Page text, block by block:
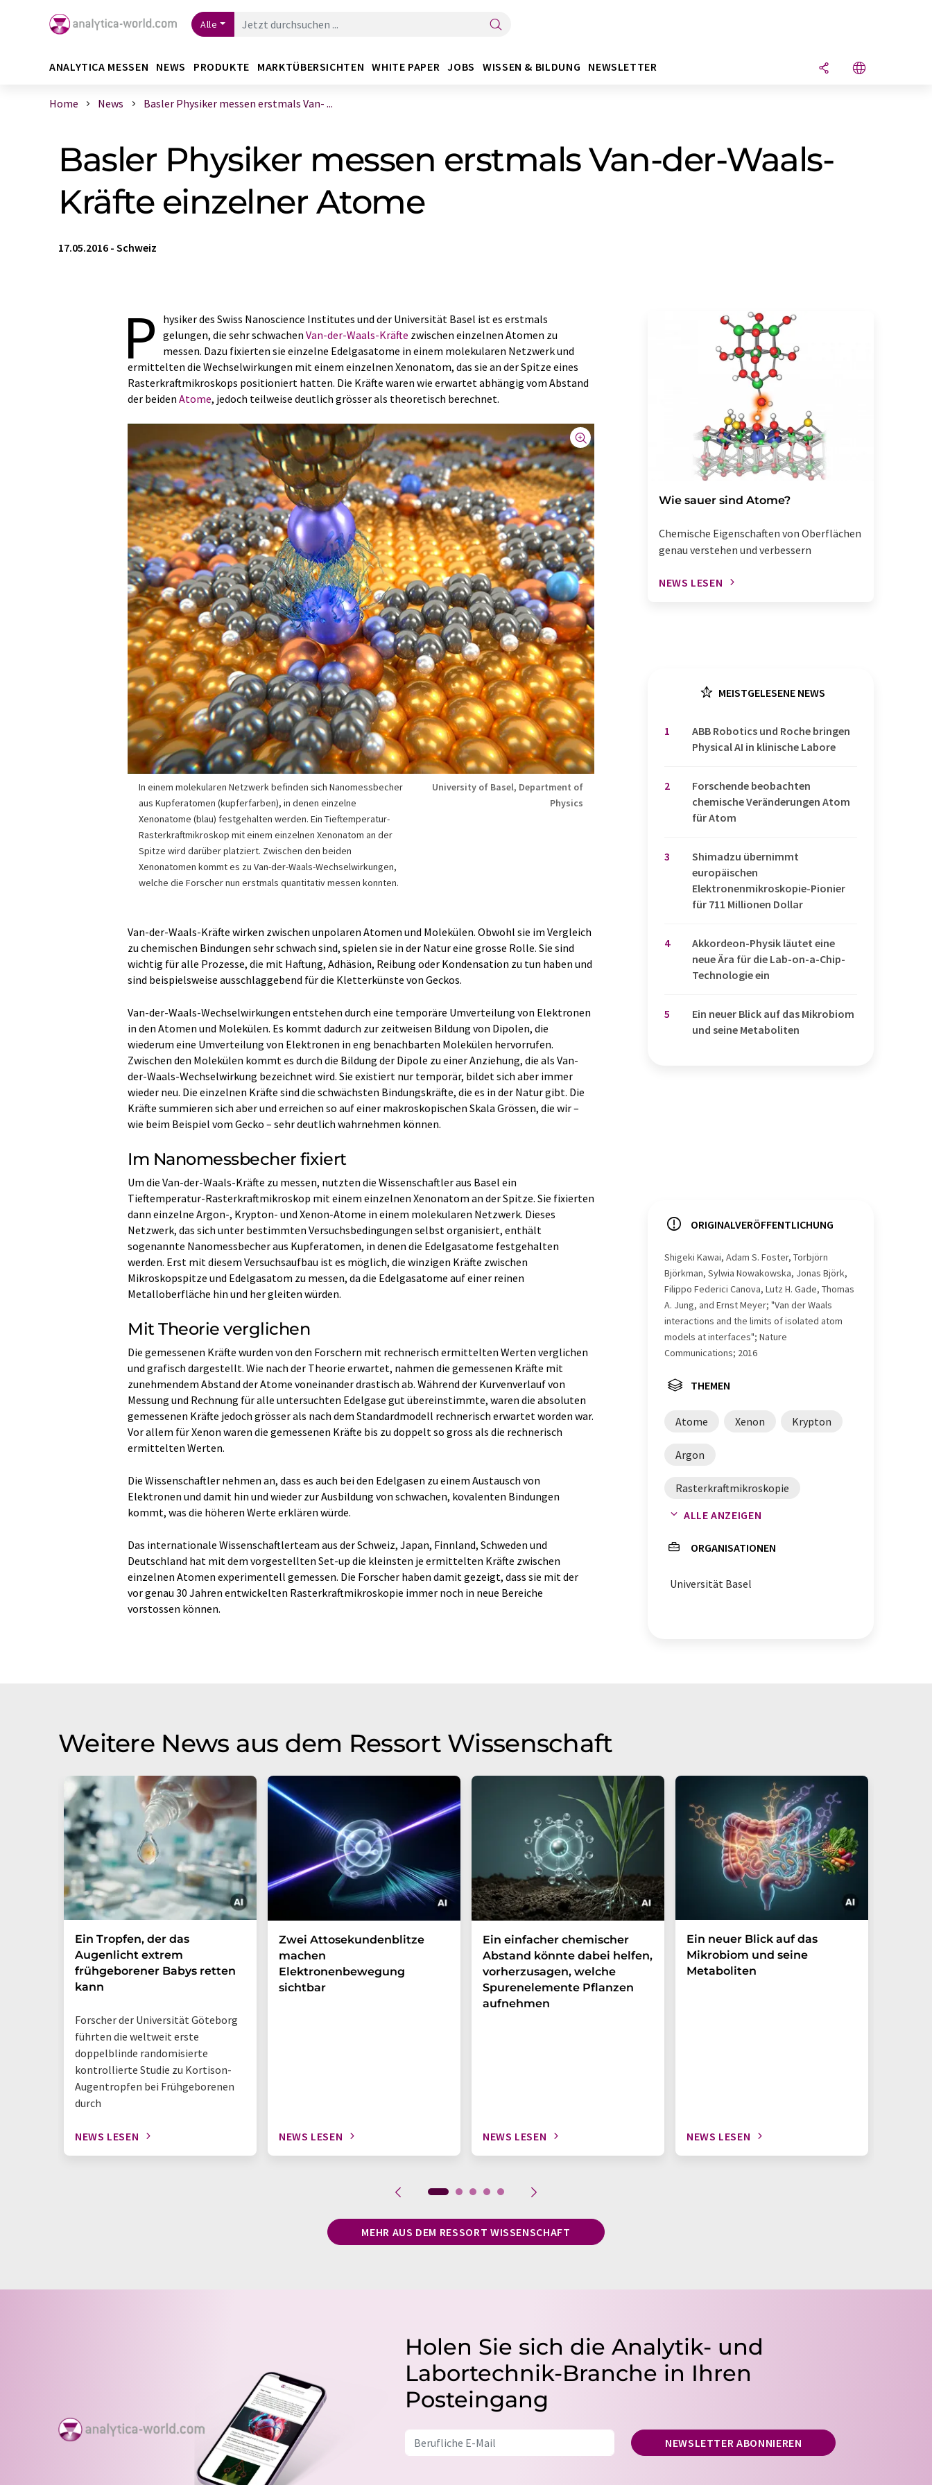
Alle
ANALYTICA MESSEN NEWS PRODUKTE MARKTÜBERSICHTEN WHITE PAPER JOBS WISSEN & BILDUNG NEWSLETTER
Home News Basler Physiker messen erstmals Van- ...
Basler Physiker messen erstmals Van-der-Waals-
Kräfte einzelner Atome
17.05.2016 - Schweiz
P
hysiker des Swiss Nanoscience Institutes und der Universität Basel ist es erstmals
gelungen, die sehr schwachen Van-der-Waals-Kräfte zwischen einzelnen Atomen zu
messen. Dazu fixierten sie einzelne Edelgasatome in einem molekularen Netzwerk und
ermittelten die Wechselwirkungen mit einem einzelnen Xenonatom, das sie an der Spitze eines
Rasterkraftmikroskops positioniert hatten. Die Kräfte waren wie erwartet abhängig vom Abstand
der beiden Atome, jedoch teilweise deutlich grösser als theoretisch berechnet.
In einem molekularen Netzwerk befinden sich Nanomessbecher
aus Kupferatomen (kupferfarben), in denen einzelne
Xenonatome (blau) festgehalten werden. Ein Tieftemperatur-
Rasterkraftmikroskop mit einem einzelnen Xenonatom an der
Spitze wird darüber platziert. Zwischen den beiden
Xenonatomen kommt es zu Van-der-Waals-Wechselwirkungen,
welche die Forscher nun erstmals quantitativ messen konnten.
University of Basel, Department of
Physics
Van-der-Waals-Kräfte wirken zwischen unpolaren Atomen und Molekülen. Obwohl sie im Vergleich
zu chemischen Bindungen sehr schwach sind, spielen sie in der Natur eine grosse Rolle. Sie sind
wichtig für alle Prozesse, die mit Haftung, Adhäsion, Reibung oder Kondensation zu tun haben und
sind beispielsweise ausschlaggebend für die Kletterkünste von Geckos.
Van-der-Waals-Wechselwirkungen entstehen durch eine temporäre Umverteilung von Elektronen
in den Atomen und Molekülen. Es kommt dadurch zur zeitweisen Bildung von Dipolen, die
wiederum eine Umverteilung von Elektronen in eng benachbarten Molekülen hervorrufen.
Zwischen den Molekülen kommt es durch die Bildung der Dipole zu einer Anziehung, die als Van-
der-Waals-Wechselwirkung bezeichnet wird. Sie existiert nur temporär, bildet sich aber immer
wieder neu. Die einzelnen Kräfte sind die schwächsten Bindungskräfte, die es in der Natur gibt. Die
Kräfte summieren sich aber und erreichen so auf einer makroskopischen Skala Grössen, die wir –
wie beim Beispiel vom Gecko – sehr deutlich wahrnehmen können.
Im Nanomessbecher fixiert
Um die Van-der-Waals-Kräfte zu messen, nutzten die Wissenschaftler aus Basel ein
Tieftemperatur-Rasterkraftmikroskop mit einem einzelnen Xenonatom an der Spitze. Sie fixierten
dann einzelne Argon-, Krypton- und Xenon-Atome in einem molekularen Netzwerk. Dieses
Netzwerk, das sich unter bestimmten Versuchsbedingungen selbst organisiert, enthält
sogenannte Nanomessbecher aus Kupferatomen, in denen die Edelgasatome festgehalten
werden. Erst mit diesem Versuchsaufbau ist es möglich, die winzigen Kräfte zwischen
Mikroskopspitze und Edelgasatom zu messen, da die Edelgasatome auf einer reinen
Metalloberfläche hin und her gleiten würden.
Mit Theorie verglichen
Die gemessenen Kräfte wurden von den Forschern mit rechnerisch ermittelten Werten verglichen
und grafisch dargestellt. Wie nach der Theorie erwartet, nahmen die gemessenen Kräfte mit
zunehmendem Abstand der Atome voneinander drastisch ab. Während der Kurvenverlauf von
Messung und Rechnung für alle untersuchten Edelgase gut übereinstimmte, waren die absoluten
gemessenen Kräfte jedoch grösser als nach dem Standardmodell rechnerisch erwartet worden war.
Vor allem für Xenon waren die gemessenen Kräfte bis zu doppelt so gross als die rechnerisch
ermittelten Werten.
Die Wissenschaftler nehmen an, dass es auch bei den Edelgasen zu einem Austausch von
Elektronen und damit hin und wieder zur Ausbildung von schwachen, kovalenten Bindungen
kommt, was die höheren Werte erklären würde.
Das internationale Wissenschaftlerteam aus der Schweiz, Japan, Finnland, Schweden und
Deutschland hat mit dem vorgestellten Set-up die kleinsten je ermittelten Kräfte zwischen
einzelnen Atomen experimentell gemessen. Die Forscher haben damit gezeigt, dass sie mit der
vor genau 30 Jahren entwickelten Rasterkraftmikroskopie immer noch in neue Bereiche
vorstossen können.
Wie sauer sind Atome?
Chemische Eigenschaften von Oberflächen
genau verstehen und verbessern
NEWS LESEN
MEISTGELESENE NEWS
1
​​​​​​​ABB Robotics und Roche bringen
Physical AI in klinische Labore
2
Forschende beobachten
chemische Veränderungen Atom
für Atom
3
Shimadzu übernimmt
europäischen
Elektronenmikroskopie-Pionier
für 711 Millionen Dollar
4
Akkordeon-Physik läutet eine
neue Ära für die Lab-on-a-Chip-
Technologie ein
5
Ein neuer Blick auf das Mikrobiom
und seine Metaboliten
ORIGINALVERÖFFENTLICHUNG
Shigeki Kawai, Adam S. Foster, Torbjörn
Björkman, Sylwia Nowakowska, Jonas Björk,
Filippo Federici Canova, Lutz H. Gade, Thomas
A. Jung, and Ernst Meyer; "Van der Waals
interactions and the limits of isolated atom
models at interfaces"; Nature
Communications; 2016
THEMEN
Atome Xenon Krypton
Argon
Rasterkraftmikroskopie
Van-der-Waals-Kräfte
ALLE ANZEIGEN
ORGANISATIONEN
Universität Basel
Weitere News aus dem Ressort Wissenschaft
Ein Tropfen, der das
Augenlicht extrem
frühgeborener Babys retten
kann
Forscher der Universität Göteborg
führten die weltweit erste
doppelblinde randomisierte
kontrollierte Studie zu Kortison-
Augentropfen bei Frühgeborenen
durch
NEWS LESEN
Zwei Attosekundenblitze
machen
Elektronenbewegung
sichtbar
NEWS LESEN
Ein einfacher chemischer
Abstand könnte dabei helfen,
vorherzusagen, welche
Spurenelemente Pflanzen
aufnehmen
NEWS LESEN
Ein neuer Blick auf das
Mikrobiom und seine
Metaboliten
NEWS LESEN
MEHR AUS DEM RESSORT WISSENSCHAFT
Holen Sie sich die Analytik- und
Labortechnik-Branche in Ihren
Posteingang
NEWSLETTER ABONNIEREN